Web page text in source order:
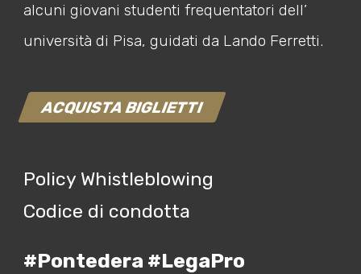
alcuni giovani studenti frequentatori dell’
università di Pisa, guidati da Lando Ferretti.
ACQUISTA BIGLIETTI
Policy Whistleblowing
Codice di condotta
#Pontedera #LegaPro